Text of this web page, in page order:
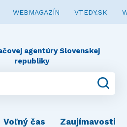
WEBMAGAZÍN VTEDY.SK
agentúry Slovenskej
republiky
Voľný čas Zaujímavosti